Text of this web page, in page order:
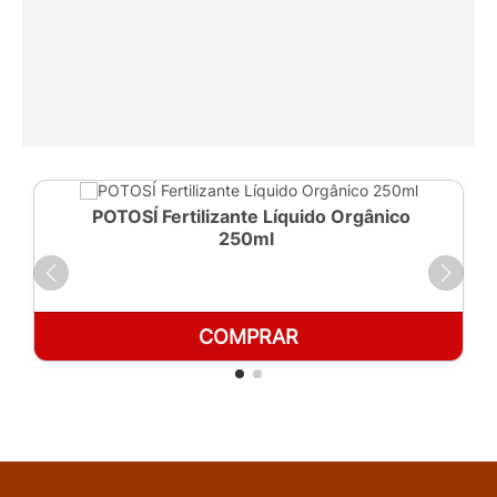
POTOSÍ Fertilizante Líquido Orgânico
250ml
COMPRAR